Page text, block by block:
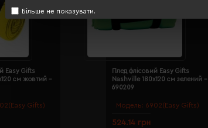
Більше не показувати.
Gifts)
Easy Gifts
см жовтий -
Модель: 6902(Easy Gifts)
Плед флісовий Easy Gifts
Nashville 180х120 см зелений -
690209
524.14 грн